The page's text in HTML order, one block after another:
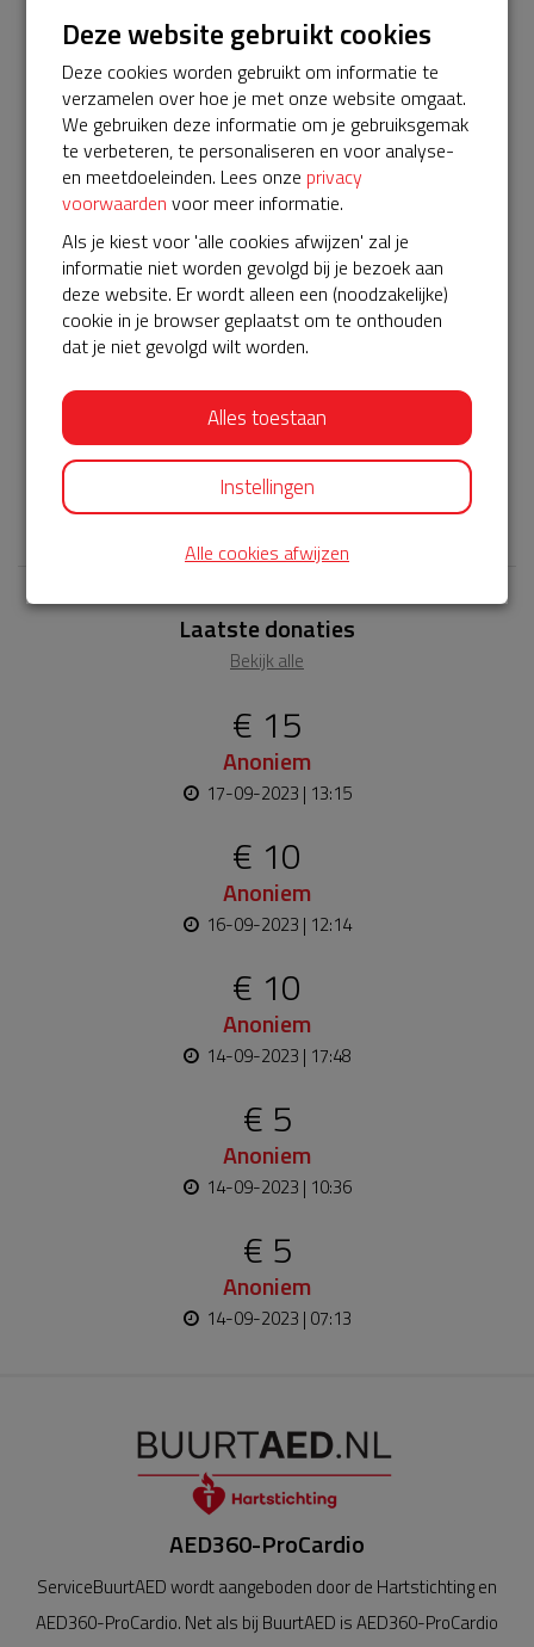
Je kunt je donatie bedrag zelf kiezen, elke bijdrage is
welkom.
Je kunt doneren met je eigen naam of anoniem.
Op de actiesite kun je het verloop van deze actie volgen.
De prijs voor de verlenging van het servicepakket is €
575,- voor 5 jaar.
De eerste € 200,00 is al binnen!
Alvast bedankt voor je donatie.
Vriendelijke groeten,
Koningin Beatrixlaan 22
3832AR LEUSDEN-ZUID
michiel@noordhoff.org
𝕏
Laatste donaties
Bekijk alle
€ 15
Anoniem
17-09-2023 | 13:15
€ 10
Anoniem
16-09-2023 | 12:14
€ 10
Anoniem
14-09-2023 | 17:48
€ 5
Anoniem
14-09-2023 | 10:36
€ 5
Anoniem
14-09-2023 | 07:13
AED360-ProCardio
ServiceBuurtAED wordt aangeboden door de Hartstichting en
AED360-ProCardio. Net als bij BuurtAED is AED360-ProCardio
Deze website gebruikt cookies
Deze cookies worden gebruikt om informatie te
verzamelen over hoe je met onze website omgaat.
We gebruiken deze informatie om je gebruiksgemak
te verbeteren, te personaliseren en voor analyse-
en meetdoeleinden. Lees onze privacy
voorwaarden voor meer informatie.
Als je kiest voor 'alle cookies afwijzen' zal je
informatie niet worden gevolgd bij je bezoek aan
deze website. Er wordt alleen een (noodzakelijke)
cookie in je browser geplaatst om te onthouden
dat je niet gevolgd wilt worden.
Alles toestaan
Instellingen
Alle cookies afwijzen